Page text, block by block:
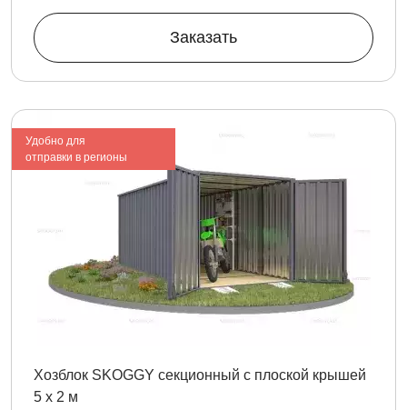
Заказать
Удобно для
отправки в регионы
Хозблок SKOGGY секционный с плоской крышей
5 х 2 м